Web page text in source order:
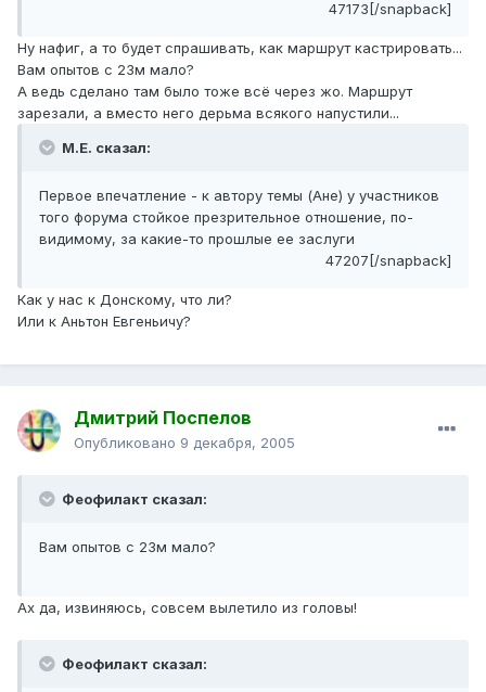
47173[/snapback]
Ну нафиг, а то будет спрашивать, как маршрут кастрировать...
Вам опытов с 23м мало?
А ведь сделано там было тоже всё через жо. Маршрут
зарезали, а вместо него дерьма всякого напустили...
М.Е. сказал:
Первое впечатление - к автору темы (Ане) у участников
того форума стойкое презрительное отношение, по-
видимому, за какие-то прошлые ее заслуги
47207[/snapback]
Как у нас к Донскому, что ли?
Или к Аньтон Евгеньичу?
Дмитрий Поспелов
Опубликовано 9 декабря, 2005
Феофилакт сказал:
Вам опытов с 23м мало?
Ах да, извиняюсь, совсем вылетило из головы!
Феофилакт сказал: